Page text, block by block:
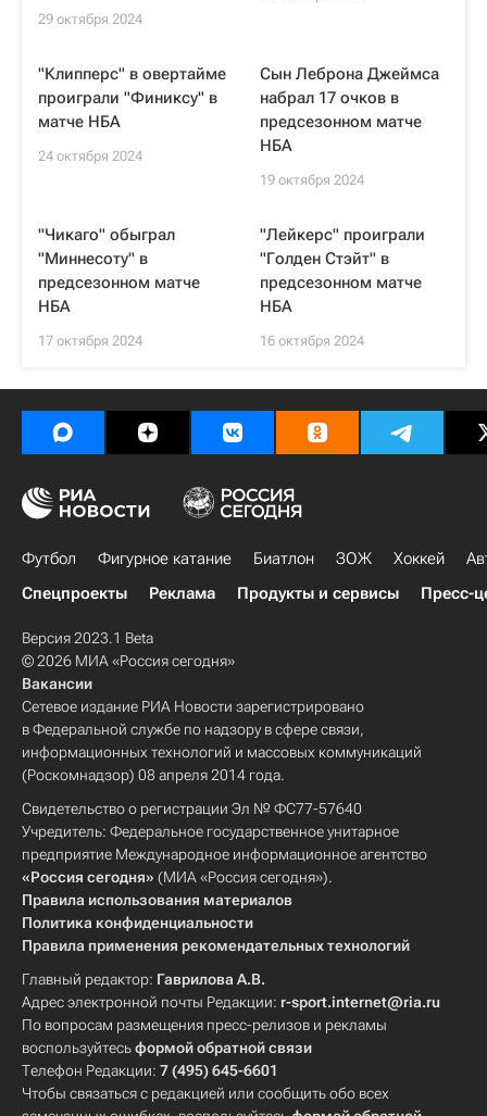
29 октября 2024
"Клипперс" в овертайме
проиграли "Финиксу" в
матче НБА
24 октября 2024
Сын Леброна Джеймса
набрал 17 очков в
предсезонном матче
НБА
19 октября 2024
"Чикаго" обыграл
"Миннесоту" в
предсезонном матче
НБА
17 октября 2024
"Лейкерс" проиграли
"Голден Стэйт" в
предсезонном матче
НБА
16 октября 2024
Футбол Фигурное катание Биатлон ЗОЖ Хоккей
Спецпроекты
Реклама Продукты и сервисы Пресс-
Версия 2023.1 Beta
© 2026 МИА «Россия сегодня»
Вакансии
Сетевое издание РИА Новости зарегистрировано
в Федеральной службе по надзору в сфере связи,
информационных технологий и массовых коммуникаций
(Роскомнадзор) 08 апреля 2014 года.
Свидетельство о регистрации Эл № ФС77-57640
Учредитель: Федеральное государственное унитарное
предприятие Международное информационное агентство
«Россия сегодня» (МИА «Россия сегодня»).
Правила использования материалов
Политика конфиденциальности
Правила применения рекомендательных технологий
Главный редактор: Гаврилова А.В.
Адрес электронной почты Редакции: r-sport.internet@ria.ru
По вопросам размещения пресс-релизов и рекламы
воспользуйтесьформой обратной связи
Телефон Редакции: 7 (495) 645-6601
Чтобы связаться с редакцией или сообщить обо всех